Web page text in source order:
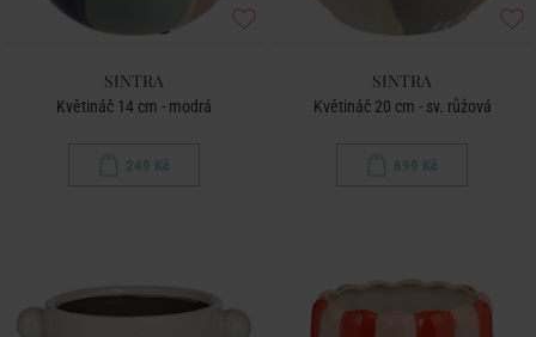
SINTRA
Květináč 14 cm - modrá
249 Kč
SINTRA
Květináč 20 cm - sv. růžová
699 Kč